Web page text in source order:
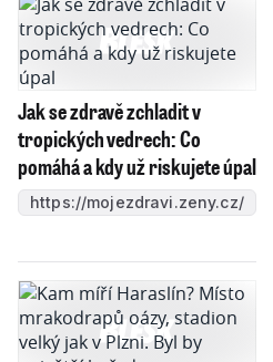
Jak se zdravě zchladit v
tropických vedrech: Co
pomáhá a kdy už riskujete úpal
https://mojezdravi.zeny.cz/